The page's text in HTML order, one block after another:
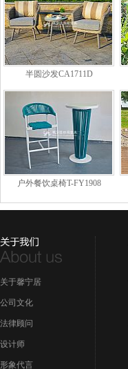
半圆沙发CA1711D
户外餐饮桌椅T-FY1908
关于馨宁居
公司文化
法律顾问
设计师
形象代言